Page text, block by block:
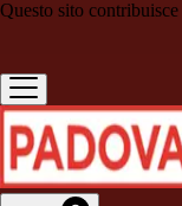
Questo sito